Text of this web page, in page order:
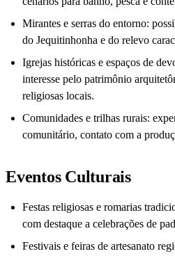
Mirantes e serras do entorno:
do Jequitinhonha e do relevo
Igrejas históricas e espaços de
interesse pelo patrimônio
religiosas locais.
Comunidades e trilhas rurais:
comunitário, contato com a
Eventos Culturais
Festas religiosas e romarias
com destaque a celebrações de
Festivais e feiras de artesanato